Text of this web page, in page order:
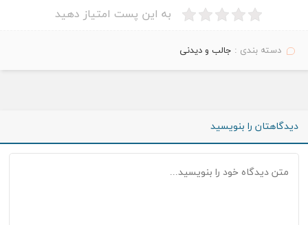
به این پست امتیاز دهید
دسته بندی : جالب و دیدنی
دیدگاهتان را بنویسید